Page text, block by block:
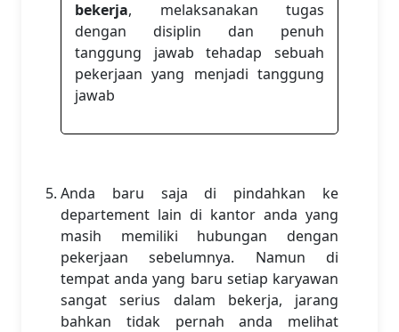
bekerja, melaksanakan tugas
dengan disiplin dan penuh
tanggung jawab tehadap sebuah
pekerjaan yang menjadi tanggung
jawab
Anda baru saja di pindahkan ke
departement lain di kantor anda yang
masih memiliki hubungan dengan
pekerjaan sebelumnya. Namun di
tempat anda yang baru setiap karyawan
sangat serius dalam bekerja, jarang
bahkan tidak pernah anda melihat